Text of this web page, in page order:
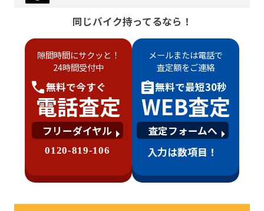
同じバイク持ってるなら！
隙間時間にサクッと！
24時間受付中
無料で今すぐ
電話査定
フリーダイヤル
0120-819-106
メールまたは電話で
査定額をご連絡
無料で最短30秒
WEB査定
査定フォームへ
入力は数項目！